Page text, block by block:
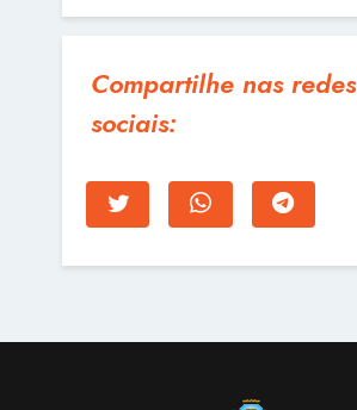
Compartilhe nas redes
sociais: